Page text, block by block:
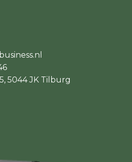
5044 JK Tilburg